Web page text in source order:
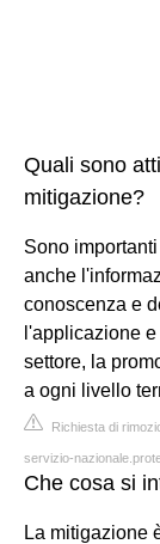
Quali sono
mitigazione?
Sono
anche
conoscenza e
l'applicazione
settore, la
a ogni livello
Richiesta di
servizio-
Che cosa si
La mitigazione